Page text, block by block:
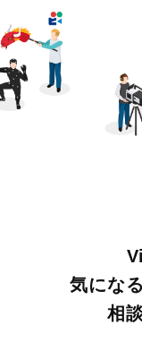
気にな
相